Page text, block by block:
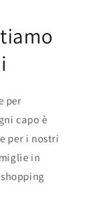
per
capo è
per i nostri
in